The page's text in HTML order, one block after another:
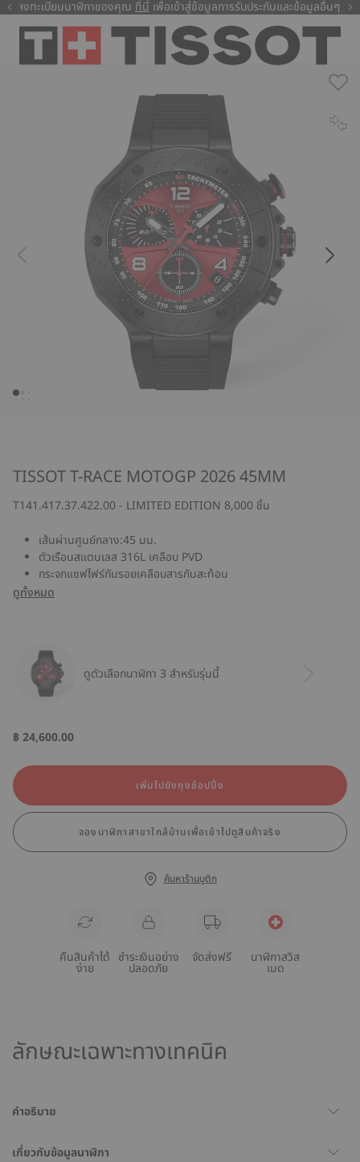
ลงทะเบียนนาฬิกาของคุณ ที่นี่ เพื่อเข้าสู่ข้อมูลการรับประกันและข้อมูลอื่นๆ
ที่นี่
TISSOT T-RACE MOTOGP 2026 45MM
T141.417.37.422.00 - LIMITED EDITION 8,000 ชิ้น
เส้นผ่านศูนย์กลาง:45 มม.
ตัวเรือนสแตนเลส 316L เคลือบ PVD
กระจกแซฟไฟร์กันรอยเคลือบสารกันสะท้อน
ดูทั้งหมด
ดูตัวเลือกนาฬิกา 3 สำหรับรุ่นนี้
฿ 24,600.00
เพิ่มไปยังถุงช้อปปิ้ง
จองนาฬิกาสาขาใกล้บ้านเพื่อเข้าไปดูสินค้าจริง
ค้นหาร้านบูติก
คืนสินค้าได้
ง่าย
ชำระเงินอย่าง
ปลอดภัย
จัดส่งฟรี นาฬิกาสวิส
เมด
ลักษณะเฉพาะทางเทคนิค
คำอธิบาย
เกี่ยวกับข้อมูลนาฬิกา